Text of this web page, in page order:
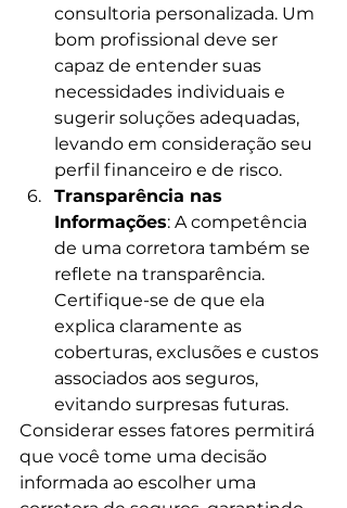
consultoria personalizada. Um
bom profissional deve ser
capaz de entender suas
necessidades individuais e
sugerir soluções adequadas,
levando em consideração seu
perfil financeiro e de risco.
Transparência nas
Informações: A competência
de uma corretora também se
reflete na transparência.
Certifique-se de que ela
explica claramente as
coberturas, exclusões e custos
associados aos seguros,
evitando surpresas futuras.
Considerar esses fatores permitirá
que você tome uma decisão
informada ao escolher uma